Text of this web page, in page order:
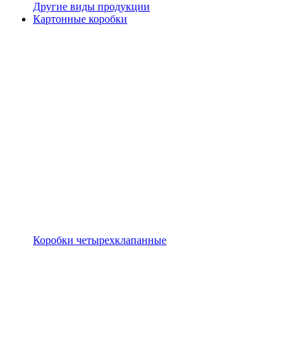
Другие виды продукции
Картонные коробки
Коробки четырехклапанные